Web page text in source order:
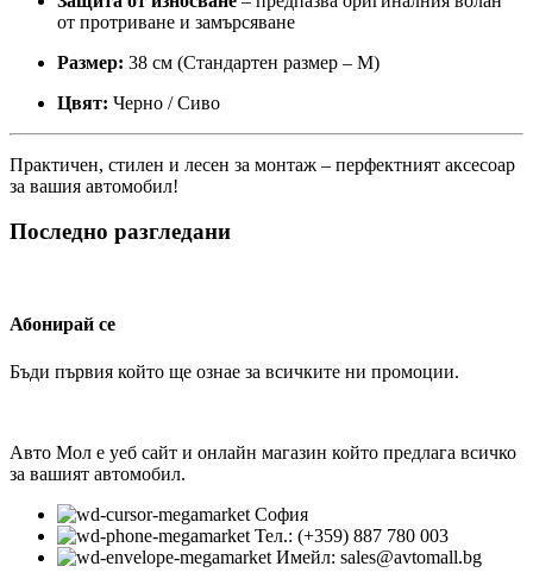
от протриване и замърсяване
Размер: 38 см (Стандартен размер – M)
Цвят: Черно / Сиво
Практичен, стилен и лесен за монтаж – перфектният аксесоар
за вашия автомобил!
Последно разгледани
Абонирай се
Бъди първия който ще ознае за всичките ни промоции.
Авто Мол е уеб сайт и онлайн магазин който предлага всичко
за вашият автомобил.
София
Тел.: (+359) 887 780 003
Имейл: sales@avtomall.bg